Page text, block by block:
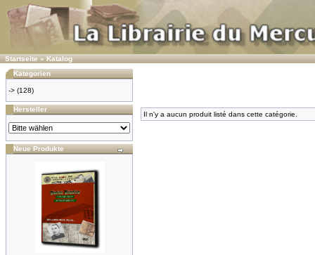
Startseite»Katalog
Kategorien
-> (128)
Hersteller
Neue Produkte
Il n'y a aucun produit listé dans cette catégorie.